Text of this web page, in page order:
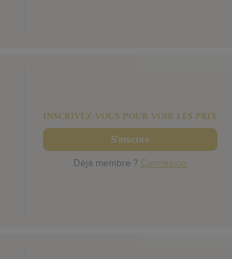
INSCRIVEZ-VOUS POUR VOIR LES PRIX
S'inscrire
Déjà membre ? Connexion